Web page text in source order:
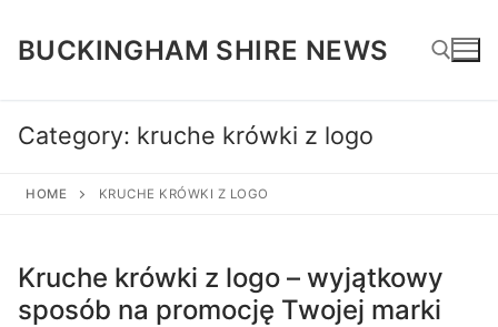
content
BUCKINGHAM SHIRE NEWS
Search for:
Category: kruche krówki z logo
HOME KRUCHE KRÓWKI Z LOGO
Kruche krówki z logo – wyjątkowy
sposób na promocję Twojej marki